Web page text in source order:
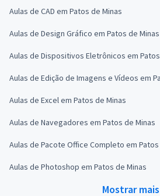
Aulas de CAD em Patos de Minas
Aulas de Design Gráfico em Patos de Minas
Aulas de Dispositivos Eletrônicos em
Aulas de Edição de Imagens e Vídeos em
Aulas de Excel em Patos de Minas
Aulas de Navegadores em Patos de Minas
Aulas de Pacote Office Completo em Patos
Aulas de Photoshop em Patos de Minas
Mostrar mais